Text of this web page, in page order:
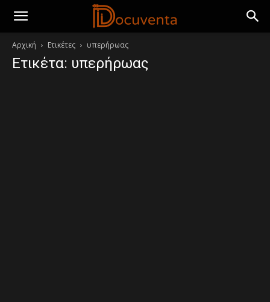
Αρχική Ετικέτες υπερήρωας
Ετικέτα: υπερήρωας